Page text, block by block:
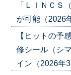
「ＬＩＮＣＳ
が可能（2026
【ヒットの予
修シール（シ
イン（2026年